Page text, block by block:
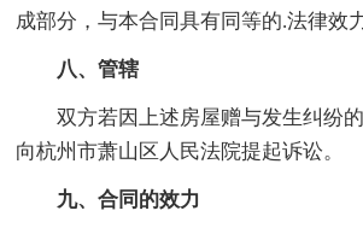
成部分，与本合同具有同等的.法律效力
八、管辖
双方若因上述房屋赠与发生纠纷的
向杭州市萧山区人民法院提起诉讼。
九、合同的效力